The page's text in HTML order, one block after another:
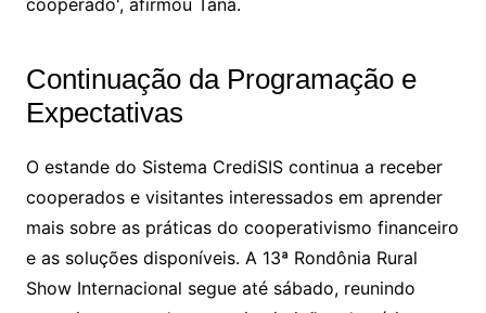
cooperado', afirmou Tanã.
Continuação da Programação e
Expectativas
O estande do Sistema CrediSIS continua a receber
cooperados e visitantes interessados em aprender
mais sobre as práticas do cooperativismo financeiro
e as soluções disponíveis. A 13ª Rondônia Rural
Show Internacional segue até sábado, reunindo